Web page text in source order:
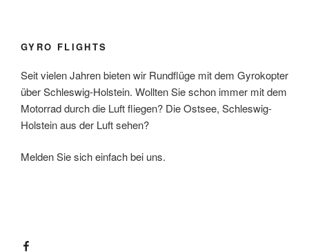
GYRO FLIGHTS
Seit vielen Jahren bieten wir Rundflüge mit dem Gyrokopter
über Schleswig-Holstein. Wollten Sie schon immer mit dem
Motorrad durch die Luft fliegen? Die Ostsee, Schleswig-
Holstein aus der Luft sehen?
Melden Sie sich einfach bei uns.